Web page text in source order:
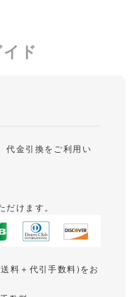
ド
代金引換をご利用い
けます。
料＋代引手数料)をお